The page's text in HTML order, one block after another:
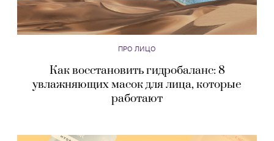
ПРО ЛИЦО
Как восстановить гидробаланс: 8
увлажняющих масок для лица, которые
работают